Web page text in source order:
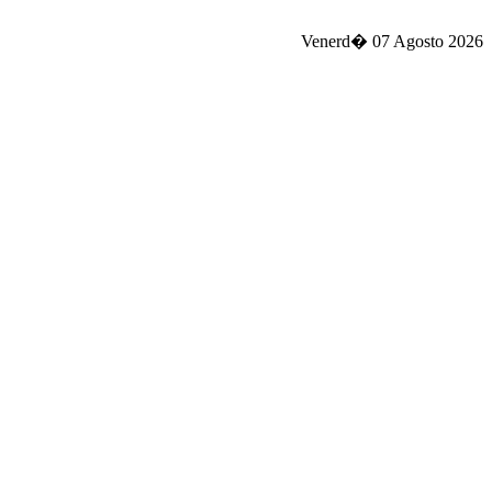
Venerd� 07 Agosto 2026